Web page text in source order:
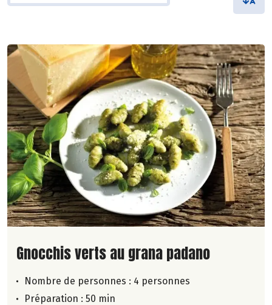
Lire la suite de la recette
Gnocchis verts au grana padano
Nombre de personnes : 4 personnes
Préparation : 50 min